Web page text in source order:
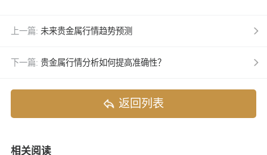
上一篇: 未来贵金属行情趋势预测
下一篇: 贵金属行情分析如何提高准确性？
返回列表
相关阅读